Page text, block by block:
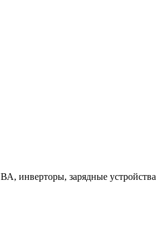
инверторы, зарядные устройства